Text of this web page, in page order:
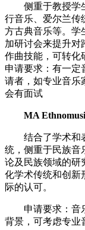
侧重于教授学生
行音乐、爱尔兰传
方古典音乐等。学
加研讨会来提升对
作曲技能，可转化
申请要求：有一定
请者，如专业音乐
会有面试
MA
结合了学术和表
统，侧重于民族音
论及民族领域的研
化学术传统和创新
际的认可。
申请要求：音乐
背景，可考虑专业